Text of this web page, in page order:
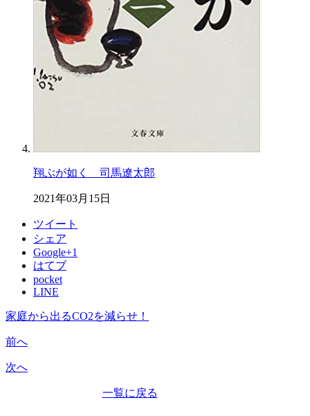
翔ぶが如く 司馬遼太郎
2021年03月15日
ツイート
シェア
Google+1
はてブ
pocket
LINE
家庭から出るCO2を減らせ！
前へ
次へ
一覧に戻る